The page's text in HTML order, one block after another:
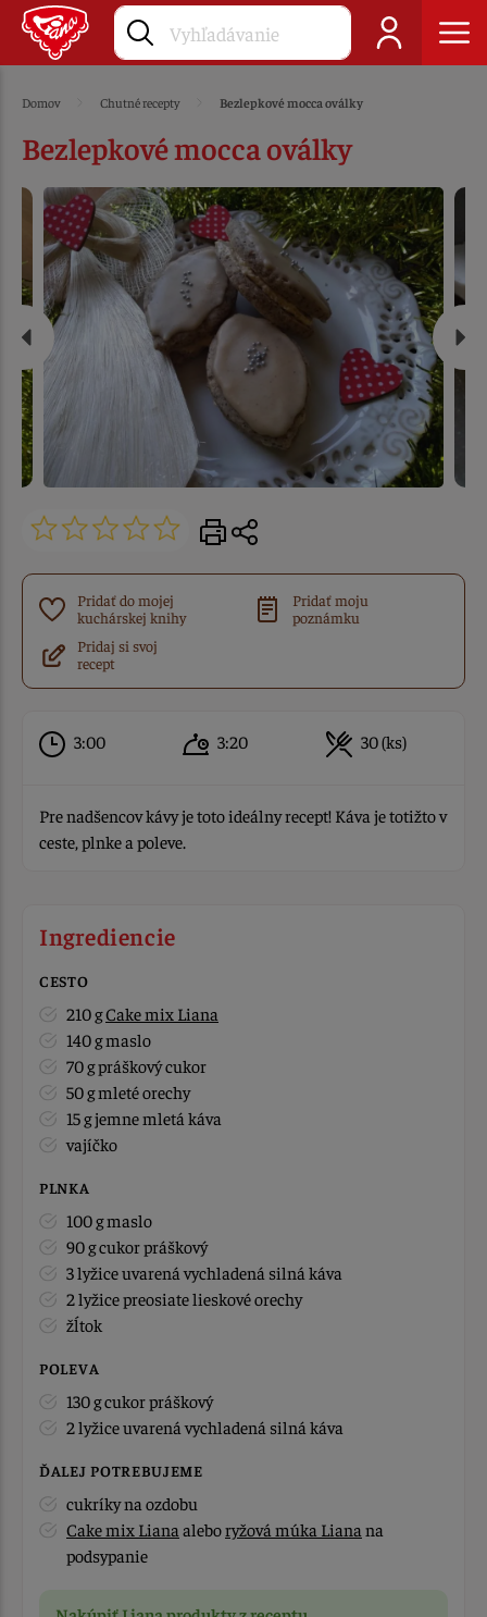
Domov Chutné recepty Bezlepkové mocca oválky
Bezlepkové mocca oválky
Pridať do mojej
kuchárskej knihy
Pridať moju
poznámku
Pridaj si svoj
recept
3:00 3:20 30 (ks)
Pre nadšencov kávy je toto ideálny recept! Káva je totižto v
ceste, plnke a poleve.
Ingrediencie
CESTO
210 gCake mix Liana
140 g maslo
70 g práškový cukor
50 g mleté orechy
15 g jemne mletá káva
vajíčko
PLNKA
100 g maslo
90 g cukor práškový
3 lyžice uvarená vychladená silná káva
2 lyžice preosiate lieskové orechy
žĺtok
POLEVA
130 g cukor práškový
2 lyžice uvarená vychladená silná káva
ĎALEJ POTREBUJEME
cukríky na ozdobu
Cake mix Liana aleboryžová múka Liana na
podsypanie